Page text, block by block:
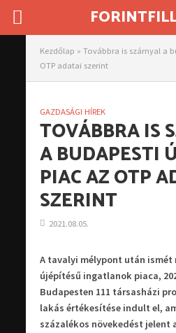
Kezdőlap » Továbbra is szárnyal a
OTP adatai szerint
GAZDASÁGI HÍREK
TOVÁBBRA IS
A BUDAPESTI
PIAC AZ OTP
SZERINT
2021.08.05.
A tavalyi mélypont után
újépítésű ingatlanok piaca,
Budapesten 111 társasházi
lakás értékesítése indult el,
százalékos növekedést jelent